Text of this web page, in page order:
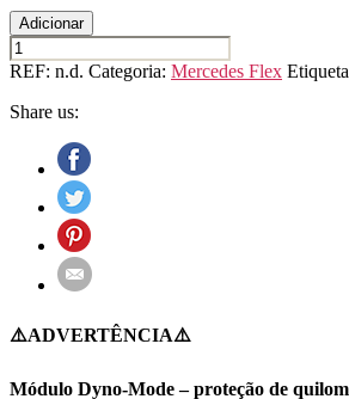
Adicionar
Quantidade
de
CLA
REF: n.d. Categoria: Mercedes Flex
Share us:
⚠️ADVERTÊNCIA⚠️
Módulo Dyno-Mode – proteção de